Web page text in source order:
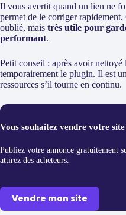
Il vous avertit quand un lien ne
permet de le corriger
oublié, mais très utile pour
performant.
Petit conseil : après avoir nettoyé
temporairement le plugin. Il est
ressources s’il tourne en continu.
Vous souhaitez vendre votre
Publiez votre annonce gratuitement
attirez des acheteurs.
Vendre mon site